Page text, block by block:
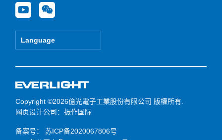
Y
o
u
e
W
e
i
Language
Copyright ©2026億光電子工業股份有限公司 版權所有.
网页设计公司 ：振作国际
备案号：
苏ICP备2020067806号